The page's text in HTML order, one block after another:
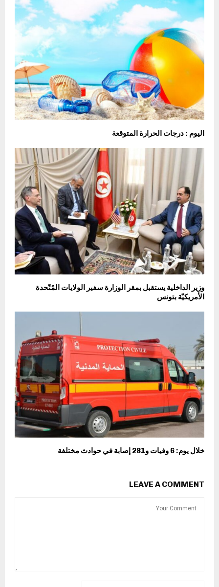
اليوم : درجات الحرارة المتوقعة
وزير الداخلية يستقبل بمقر الوزارة سفير الولايات المُتّحدة
الأمريكيّة بتونس
خلال يوم: 6 وفيات و281 إصابة في حوادث مختلفة
LEAVE A COMMENT